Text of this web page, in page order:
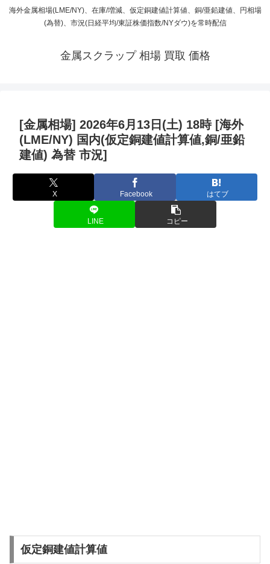
海外金属相場(LME/NY)、在庫/増減、仮定銅建値計算値、銅/亜鉛建値、円相場
(為替)、市況(日経平均/東証株価指数/NYダウ)を常時配信
金属スクラップ 相場 買取 価格
[金属相場] 2026年6月13日(土) 18時 [海外
(LME/NY) 国内(仮定銅建値計算値,銅/亜鉛
建値) 為替 市況]
X Facebook はてブ
LINE コピー
仮定銅建値計算値